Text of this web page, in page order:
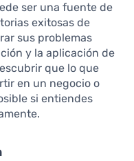
ser una fuente de
exitosas de
sus problemas
y la aplicación de
que lo que
en un negocio o
si entiendes